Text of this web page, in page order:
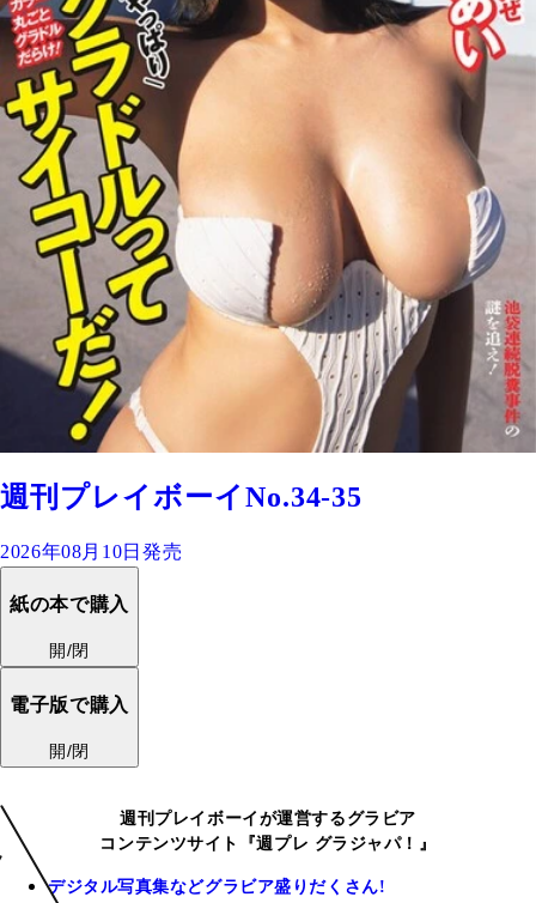
週刊プレイボーイNo.34-35
2026年08月10日発売
紙の本で購入
開/閉
電子版で購入
開/閉
週刊プレイボーイが運営するグラビア
コンテンツサイト『週プレ グラジャパ！』
デジタル写真集などグラビア盛りだくさん!